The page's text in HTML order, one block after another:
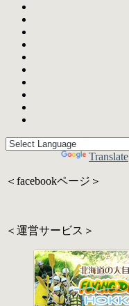
Translate
＜facebookページ＞
＜運営サービス＞